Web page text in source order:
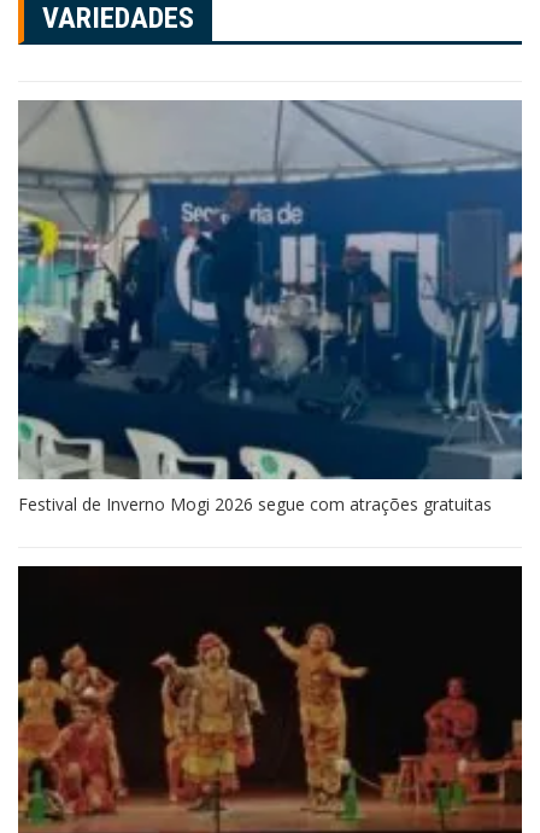
VARIEDADES
Festival de Inverno Mogi 2026 segue com atrações gratuitas